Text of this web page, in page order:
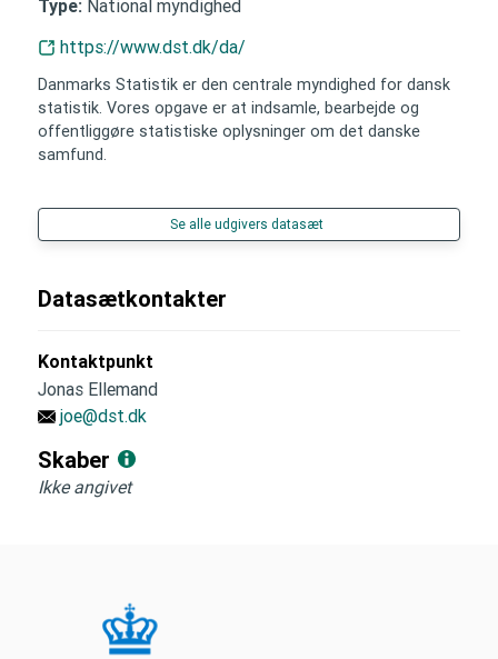
Type: National myndighed
https://www.dst.dk/da/
Danmarks Statistik er den centrale myndighed for dansk
statistik. Vores opgave er at indsamle, bearbejde og
offentliggøre statistiske oplysninger om det danske
samfund.
Se alle udgivers datasæt
Datasætkontakter
Kontaktpunkt
Jonas Ellemand
joe@dst.dk
Skaber
Ikke angivet